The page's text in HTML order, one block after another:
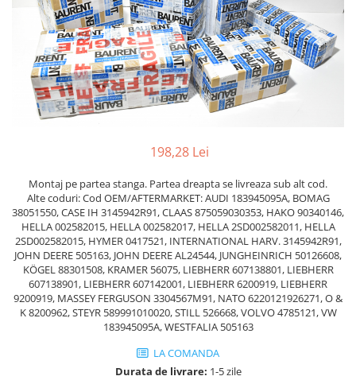
Punti - axe
Diverse piese transmisie
Piese ambreiaj
Planetare
Angrenaje transmisie
Grupuri conice
Roti
Roti teren accidentat
Roti non-marking
Piulite roata
Butuc roata
Janta
Anvelope
Piese motor Yanmar
Piese Fiat
Piese Snorkel
Piese John Deere
Piese ZF
Piese Case IH
Piese Dana Spicer
Filtre Hifi
Piese Skyjack
Piese Bobcat
Piese Yale
198,28 Lei
Montaj pe partea stanga. Partea dreapta se livreaza sub alt cod.
Alte coduri: Cod OEM/AFTERMARKET: AUDI 183945095A, BOMAG
38051550, CASE IH 3145942R91, CLAAS 875059030353, HAKO 90340146,
HELLA 002582015, HELLA 002582017, HELLA 2SD002582011, HELLA
2SD002582015, HYMER 0417521, INTERNATIONAL HARV. 3145942R91,
JOHN DEERE 505163, JOHN DEERE AL24544, JUNGHEINRICH 50126608,
KÖGEL 88301508, KRAMER 56075, LIEBHERR 607138801, LIEBHERR
607138901, LIEBHERR 607142001, LIEBHERR 6200919, LIEBHERR
9200919, MASSEY FERGUSON 3304567M91, NATO 6220121926271, O &
K 8200962, STEYR 589991010020, STILL 526668, VOLVO 4785121, VW
183945095A, WESTFALIA 505163
LA COMANDA
Durata de livrare: 1-5 zile